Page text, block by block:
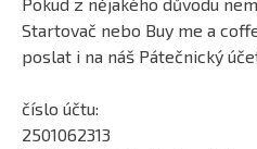
Startovač nebo Buy me a
poslat i na náš Pátečnický
číslo účtu:
2501062313